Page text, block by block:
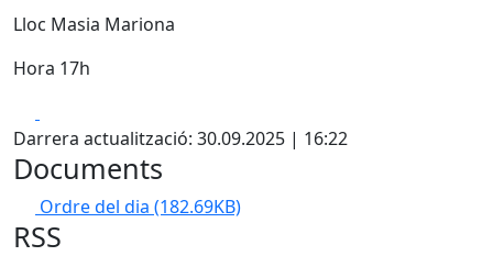
Lloc Masia Mariona
Hora 17h
Darrera actualització: 30.09.2025 | 16:22
Documents
Ordre del dia (182.69KB)
RSS